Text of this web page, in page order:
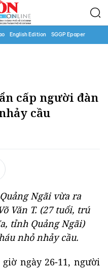
English Edition SGGP Epaper
cấp người đàn
cầu
Ngãi vừa ra
Văn T. (27 tuổi, trú
tỉnh Quảng Ngãi)
nhỏ nhảy cầu.
ngày 26-11, người